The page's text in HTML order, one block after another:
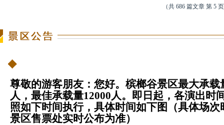
（共 686 篇文章 第 5
尊敬的游客朋友：您好。槟榔谷景区最大承载
人，最佳承载量12000人。即日起，各演出时
照如下时间执行，具体时间如下图（具体场次
景区售票处实时公布为准）